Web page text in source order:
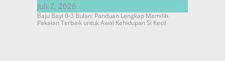
Juli 7, 2026
Baju Bayi 0-3 Bulan: Panduan Lengkap Memilih
Pakaian Terbaik untuk Awal Kehidupan Si Kecil